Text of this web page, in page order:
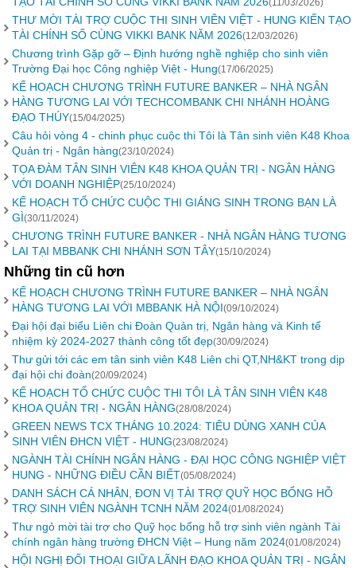
(11/03/2026)
THƯ MỜI TÀI TRỢ CUỘC THI SINH VIÊN VIỆT - HUNG KIẾN TẠO
TÀI CHÍNH SỐ CÙNG VIKKI BANK NĂM 2026(12/03/2026)
Chương trình Gặp gỡ – Định hướng nghề nghiệp cho sinh viên
Trường Đại học Công nghiệp Việt - Hung(17/06/2025)
KẾ HOẠCH CHƯƠNG TRÌNH FUTURE BANKER – NHÀ NGÂN
HÀNG TƯƠNG LAI VỚI TECHCOMBANK CHI NHÁNH HOÀNG
ĐẠO THÚY(15/04/2025)
Câu hỏi vòng 4 - chinh phục cuộc thi Tôi là Tân sinh viên K48 Khoa
Quản trị - Ngân hàng(23/10/2024)
TỌA ĐÀM TÂN SINH VIÊN K48 KHOA QUẢN TRỊ - NGÂN HÀNG
VỚI DOANH NGHIỆP(25/10/2024)
KẾ HOẠCH TỔ CHỨC CUỘC THI GIÁNG SINH TRONG BẠN LÀ
GÌ(30/11/2024)
CHƯƠNG TRÌNH FUTURE BANKER - NHÀ NGÂN HÀNG TƯƠNG
LAI TẠI MBBANK CHI NHÁNH SƠN TÂY(15/10/2024)
Những tin cũ hơn
KẾ HOẠCH CHƯƠNG TRÌNH FUTURE BANKER – NHÀ NGÂN
HÀNG TƯƠNG LAI VỚI MBBANK HÀ NỘI(09/10/2024)
Đại hội đại biểu Liên chi Đoàn Quản trị, Ngân hàng và Kinh tế
nhiệm kỳ 2024-2027 thành công tốt đẹp(30/09/2024)
Thư gửi tới các em tân sinh viên K48 Liên chi QT,NH&KT trong dịp
đại hội chi đoàn(20/09/2024)
KẾ HOẠCH TỔ CHỨC CUỘC THI TÔI LÀ TÂN SINH VIÊN K48
KHOA QUẢN TRỊ - NGÂN HÀNG(28/08/2024)
GREEN NEWS TCX THÁNG 10.2024: TIÊU DÙNG XANH CỦA
SINH VIÊN ĐHCN VIỆT - HUNG(23/08/2024)
NGÀNH TÀI CHÍNH NGÂN HÀNG - ĐẠI HỌC CÔNG NGHIỆP VIỆT
HUNG - NHỮNG ĐIỀU CẦN BIẾT(05/08/2024)
DANH SÁCH CÁ NHÂN, ĐƠN VỊ TÀI TRỢ QUỸ HỌC BỔNG HỖ
TRỢ SINH VIÊN NGÀNH TCNH NĂM 2024(01/08/2024)
Thư ngỏ mời tài trợ cho Quỹ học bổng hỗ trợ sinh viên ngành Tài
chính ngân hàng trường ĐHCN Việt – Hung năm 2024(01/08/2024)
HỘI NGHỊ ĐỐI THOẠI GIỮA LÃNH ĐẠO KHOA QUẢN TRỊ - NGÂN